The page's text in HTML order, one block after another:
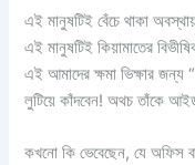
এই মানুষটিই বেঁচে থাকা
এই মানুষটিই কিয়ামাতের
এই আমাদের ক্ষমা ভিক্ষার জন্য
লুটিয়ে কাঁদবেন! অথচ তাঁকে
কখনো কি ভেবেছেন, যে অফিস